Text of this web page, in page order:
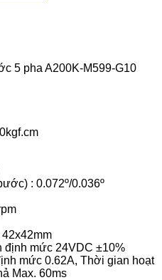
5 pha A200K-M599-G10
: 0.072º/0.036º
định mức 24VDC ±10%
mức 0.62A, Thời gian hoạt
Max. 60ms